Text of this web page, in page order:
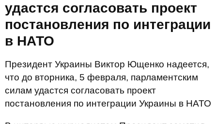
удастся согласовать проект
постановления по интеграции
в НАТО
Президент Украины Виктор Ющенко надеется,
что до вторника, 5 февраля, парламентским
силам удастся согласовать проект
постановления по интеграции Украины в НАТО